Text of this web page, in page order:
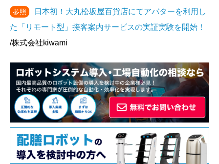
参照
日本初！大丸松坂屋百貨店にてアバターを利用し
た「リモート型」接客案内サービスの実証実験を開始！
/株式会社kiwami